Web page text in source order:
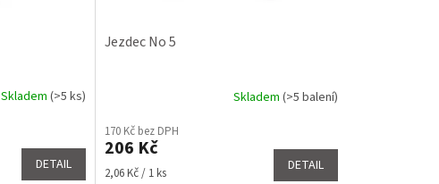
Skladem (>5 ks)
DETAIL
Jezdec No 5
Skladem (>5 balení)
170 Kč bez DPH
206 Kč
Měrná
2,06 Kč / 1 ks DETAIL